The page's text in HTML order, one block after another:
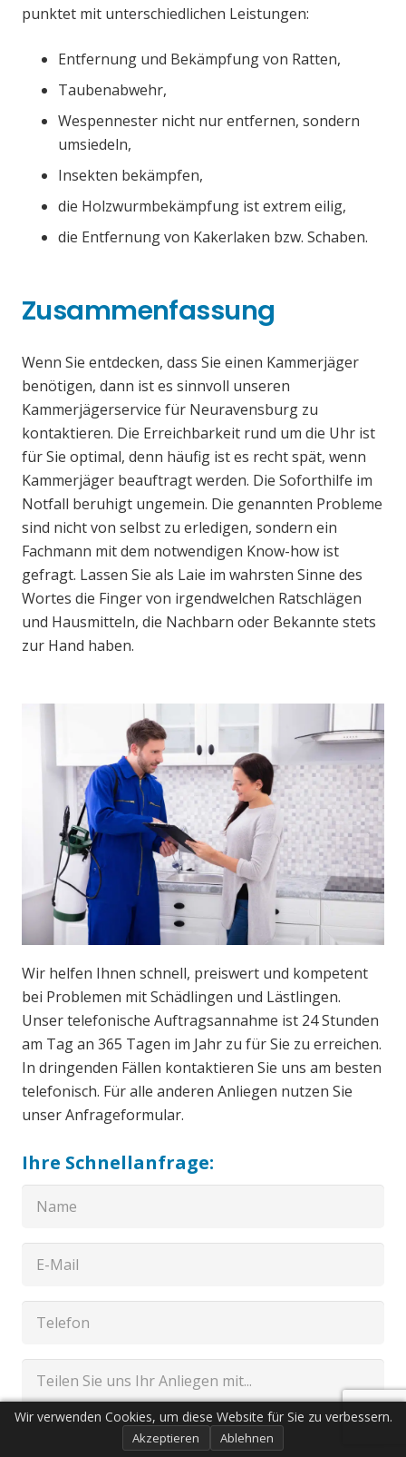
punktet mit unterschiedlichen Leistungen:
Entfernung und Bekämpfung von Ratten,
Taubenabwehr,
Wespennester nicht nur entfernen, sondern
umsiedeln,
Insekten bekämpfen,
die Holzwurmbekämpfung ist extrem eilig,
die Entfernung von Kakerlaken bzw. Schaben.
Zusammenfassung
Wenn Sie entdecken, dass Sie einen Kammerjäger
benötigen, dann ist es sinnvoll unseren
Kammerjägerservice für Neuravensburg zu
kontaktieren. Die Erreichbarkeit rund um die Uhr ist
für Sie optimal, denn häufig ist es recht spät, wenn
Kammerjäger beauftragt werden. Die Soforthilfe im
Notfall beruhigt ungemein. Die genannten Probleme
sind nicht von selbst zu erledigen, sondern ein
Fachmann mit dem notwendigen Know-how ist
gefragt. Lassen Sie als Laie im wahrsten Sinne des
Wortes die Finger von irgendwelchen Ratschlägen
und Hausmitteln, die Nachbarn oder Bekannte stets
zur Hand haben.
Wir helfen Ihnen schnell, preiswert und kompetent
bei Problemen mit Schädlingen und Lästlingen.
Unser telefonische Auftragsannahme ist 24 Stunden
am Tag an 365 Tagen im Jahr zu für Sie zu erreichen.
In dringenden Fällen kontaktieren Sie uns am besten
telefonisch. Für alle anderen Anliegen nutzen Sie
unser Anfrageformular.
Ihre Schnellanfrage:
Wir verwenden Cookies, um diese Website für Sie zu verbessern.
Akzeptieren Ablehnen